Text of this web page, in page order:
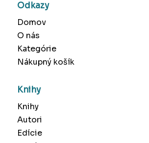
Odkazy
Domov
O nás
Kategórie
Nákupný košík
Knihy
Knihy
Autori
Edície